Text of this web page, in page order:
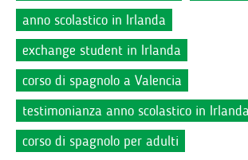
anno scolastico in Irlanda
exchange student in Irlanda
corso di spagnolo a Valencia
testimonianza anno scolastico in Irlanda
corso di spagnolo per adulti